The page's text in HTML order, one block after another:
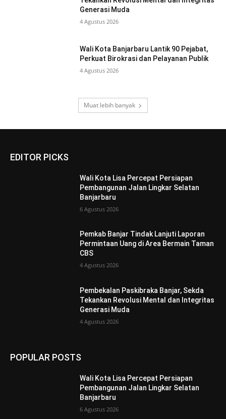
Generasi Muda
4 Agustus 2026
Wali Kota Banjarbaru Lantik 90 Pejabat,
Perkuat Birokrasi dan Pelayanan Publik
4 Agustus 2026
Muat lebih banyak
EDITOR PICKS
Wali Kota Lisa Percepat Persiapan
Pembangunan Jalan Lingkar Selatan
Banjarbaru
6 Agustus 2026
Pemkab Banjar Tindak Lanjuti Laporan
Permintaan Uang di Area Bermain Taman
CBS
4 Agustus 2026
Pembekalan Paskibraka Banjar, Sekda
Tekankan Revolusi Mental dan Integritas
Generasi Muda
4 Agustus 2026
POPULAR POSTS
Wali Kota Lisa Percepat Persiapan
Pembangunan Jalan Lingkar Selatan
Banjarbaru
6 Agustus 2026